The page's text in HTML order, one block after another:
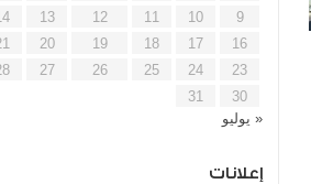
9
10
11
12
13
16
17
18
19
20
23
24
25
26
27
30
31
« يوليو
إعلانات